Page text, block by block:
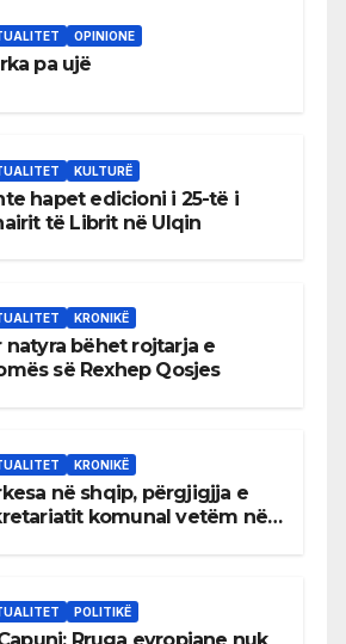
OPINIONE
pa ujë
KULTURË
hapet edicioni i 25-të i
të Librit në Ulqin
KRONIKË
natyra bëhet rojtarja e
së Rexhep Qosjes
KRONIKË
në shqip, përgjigjja e
komunal vetëm në
POLITIKË